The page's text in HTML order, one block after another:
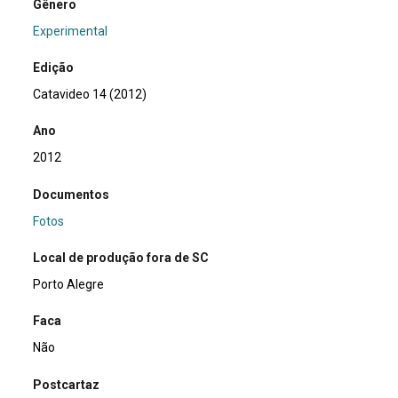
Gênero
Experimental
Edição
Catavideo 14 (2012)
Ano
2012
Documentos
Fotos
Local de produção fora de SC
Porto Alegre
Faca
Não
Postcartaz